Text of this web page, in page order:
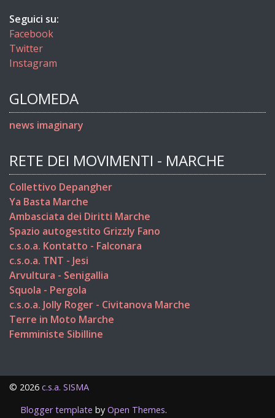
Seguici su:
Facebook
Twitter
Instagram
GLOMEDA
news imaginary
RETE DEI MOVIMENTI - MARCHE
Collettivo Depangher
Ya Basta Marche
Ambasciata dei Diritti Marche
Spazio autogestito Grizzly Fano
c.s.o.a. Kontatto - Falconara
c.s.o.a. TNT - Jesi
Arvultura - Senigallia
Squola - Pergola
c.s.o.a. Jolly Roger - Civitanova Marche
Terre in Moto Marche
Femministe Sibilline
© 2026 c.s.a. SISMA
Blogger template by Open Themes.